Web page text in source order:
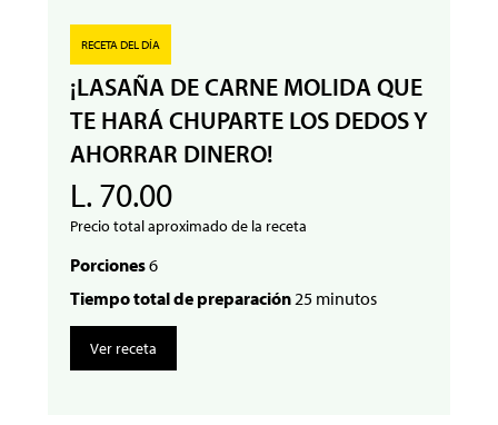
RECETA DEL DÍA
¡LASAÑA DE CARNE MOLIDA QUE
TE HARÁ CHUPARTE LOS DEDOS Y
AHORRAR DINERO!
L. 70.00
Precio total aproximado de la receta
Porciones6
Tiempo total de preparación25 minutos
Ver receta